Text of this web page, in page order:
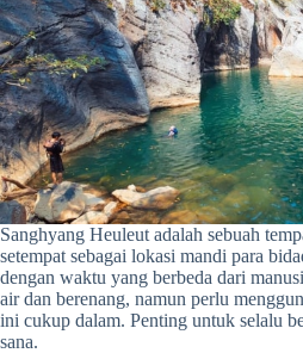
Sanghyang Heuleut adalah sebuah
setempat sebagai lokasi mandi para
dengan waktu yang berbeda dari
air dan berenang, namun perlu
ini cukup dalam. Penting untuk selalu
sana.